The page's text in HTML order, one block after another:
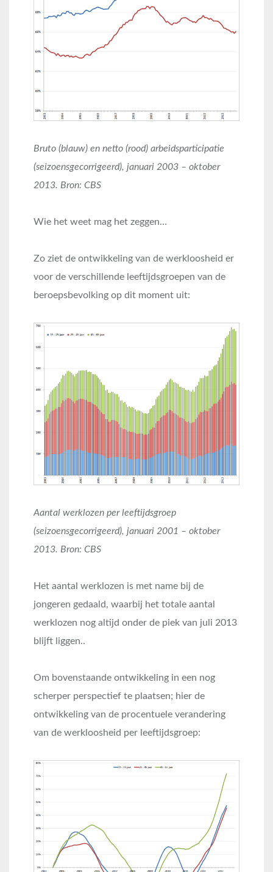
Bruto (blauw) en netto (rood) arbeidsparticipatie
(seizoensgecorrigeerd), januari 2003 – oktober
2013. Bron: CBS
Wie het weet mag het zeggen…
Zo ziet de ontwikkeling van de werkloosheid er
voor de verschillende leeftijdsgroepen van de
beroepsbevolking op dit moment uit:
Aantal werklozen per leeftijdsgroep
(seizoensgecorrigeerd), januari 2001 – oktober
2013. Bron: CBS
Het aantal werklozen is met name bij de
jongeren gedaald, waarbij het totale aantal
werklozen nog altijd onder de piek van juli 2013
blijft liggen..
Om bovenstaande ontwikkeling in een nog
scherper perspectief te plaatsen; hier de
ontwikkeling van de procentuele verandering
van de werkloosheid per leeftijdsgroep: